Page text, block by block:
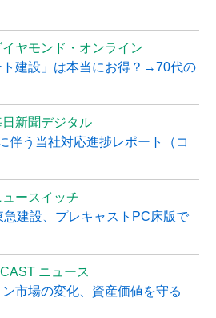
イヤモンド・オンライン
ト建設」は本当にお得？→70代の
日新聞デジタル
伴う当社対応進捗レポート（コ
ュースイッチ
建設、プレキャストPC床版で
ニュース
市場の変化、資産価値を守る